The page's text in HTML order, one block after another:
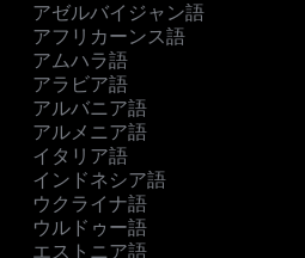
アゼルバイジャン語
アフリカーンス語
アムハラ語
アラビア語
アルバニア語
アルメニア語
イタリア語
インドネシア語
ウクライナ語
ウルドゥー語
エストニア語